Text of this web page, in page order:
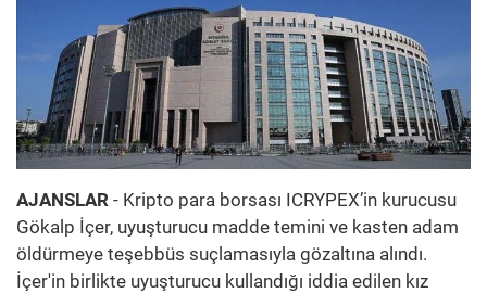
AJANSLAR - Kripto para borsası ICRYPEX’in kurucusu
Gökalp İçer, uyuşturucu madde temini ve kasten adam
öldürmeye teşebbüs suçlamasıyla gözaltına alındı.
İçer'in birlikte uyuşturucu kullandığı iddia edilen kız